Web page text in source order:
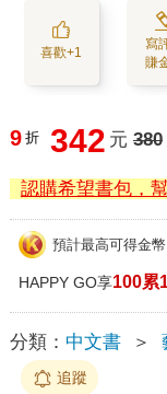
喜歡+1
寫
賺
9 折 342 元 380
認購希望書包，
預計最高可得金幣
HAPPY GO享100累
分類： 中文書 ＞
追蹤